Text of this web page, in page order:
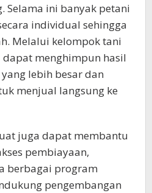
Selama ini banyak petani
individual sehingga
Melalui kelompok tani
menghimpun hasil
lebih besar dan
menjual langsung ke
juga dapat membantu
pembiayaan,
berbagai program
pengembangan